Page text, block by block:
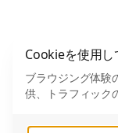
Cookieを使用し
ブラウジング体験
供、トラフィック